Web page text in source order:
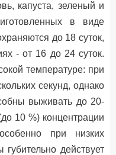
капуста, зеленый и
в виде
до 18 суток,
- от 16 до 24 суток.
температуре: при
секунд, однако
выживать до 20-
10 %) концентрации
при низких
действует